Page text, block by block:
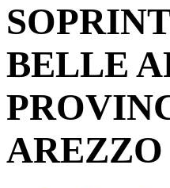
BELLE
AREZZO